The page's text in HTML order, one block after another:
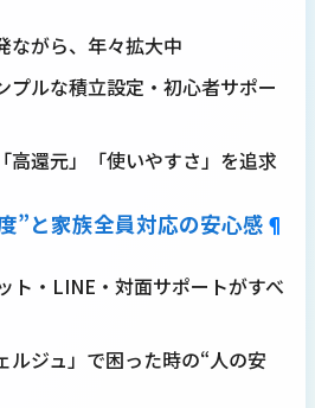
ながら、年々拡大中
プルな積立設定・初心者サポー
高還元」「使いやすさ」を追求
”と家族全員対応の安心感 ¶
ト・LINE・対面サポートがすべ
ルジュ」で困った時の“人の安